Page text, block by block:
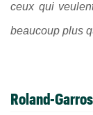
ceux qui
beaucoup plus
Roland-